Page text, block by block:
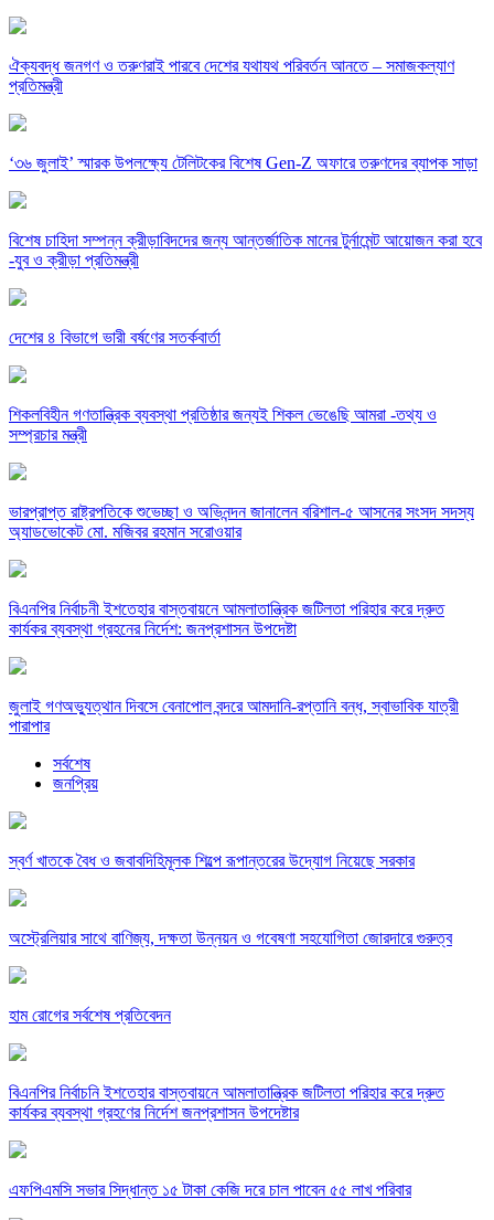
ঐক্যবদ্ধ জনগণ ও তরুণরাই পারবে দেশের যথাযথ পরিবর্তন আনতে – সমাজকল্যাণ
প্রতিমন্ত্রী
‘৩৬ জুলাই’ স্মারক উপলক্ষ্যে টেলিটকের বিশেষ Gen-Z অফারে তরুণদের ব্যাপক সাড়া
বিশেষ চাহিদা সম্পন্ন ক্রীড়াবিদদের জন্য আন্তর্জাতিক মানের টুর্নামেন্ট আয়োজন করা হবে
-যুব ও ক্রীড়া প্রতিমন্ত্রী
দেশের ৪ বিভাগে ভারী বর্ষণের সতর্কবার্তা
শিকলবিহীন গণতান্ত্রিক ব্যবস্থা প্রতিষ্ঠার জন্যই শিকল ভেঙেছি আমরা -তথ্য ও
সম্প্রচার মন্ত্রী
ভারপ্রাপ্ত রাষ্ট্রপতিকে শুভেচ্ছা ও অভিনন্দন জানালেন বরিশাল-৫ আসনের সংসদ সদস্য
অ্যাডভোকেট মো. মজিবর রহমান সরোওয়ার
বিএনপির নির্বাচনী ইশতেহার বাস্তবায়নে আমলাতান্ত্রিক জটিলতা পরিহার করে দ্রুত
কার্যকর ব্যবস্থা গ্রহনের নির্দেশ: জনপ্রশাসন উপদেষ্টা
জুলাই গণঅভ্যুত্থান দিবসে বেনাপোল বন্দরে আমদানি-রপ্তানি বন্ধ, স্বাভাবিক যাত্রী
পারাপার
সর্বশেষ
জনপ্রিয়
স্বর্ণ খাতকে বৈধ ও জবাবদিহিমূলক শিল্পে রূপান্তরের উদ্যোগ নিয়েছে সরকার
অস্ট্রেলিয়ার সাথে বাণিজ্য, দক্ষতা উন্নয়ন ও গবেষণা সহযোগিতা জোরদারে গুরুত্ব
হাম রোগের সর্বশেষ প্রতিবেদন
বিএনপির নির্বাচনি ইশতেহার বাস্তবায়নে আমলাতান্ত্রিক জটিলতা পরিহার করে দ্রুত
কার্যকর ব্যবস্থা গ্রহণের নির্দেশ জনপ্রশাসন উপদেষ্টার
এফপিএমসি সভার সিদ্ধান্ত ১৫ টাকা কেজি দরে চাল পাবেন ৫৫ লাখ পরিবার